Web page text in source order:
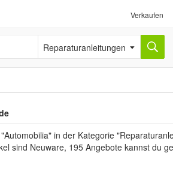
Verkaufen
Reparaturanleitungen
in der Kategorie
sind Neuware, 195 Angebote kannst du